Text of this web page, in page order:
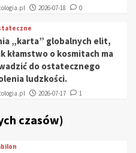
2026-07-18 0
„karta” globalnych elit,
kłamstwo o kosmitach ma
do ostatecznego
ludzkości.
2026-07-17 1
czasów)